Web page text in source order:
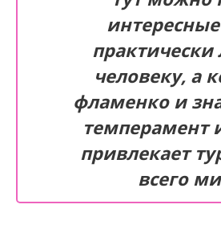
человеку, а
фламенко и
темперамент
привлекает
всего